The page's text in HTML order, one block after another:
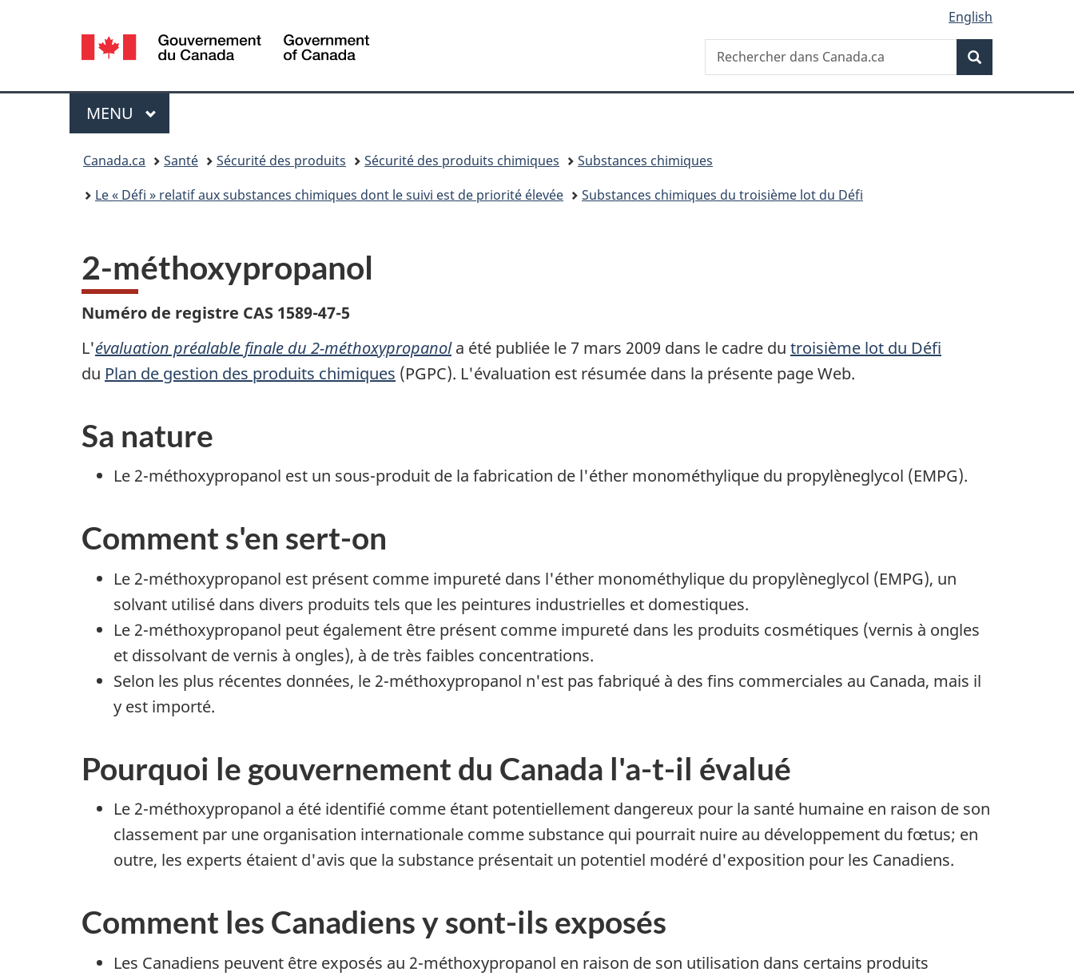
sujet
HTML
Sélection
de
la
langue
English
Canada
Recherche
Rechercher
dans
Menu
MENU PRINCIPAL
Canada.ca Santé Sécurité des produits Sécurité des produits chimiques
Substances chimiques
Le « Défi » relatif aux substances chimiques dont le suivi est de priorité élevée
Substances chimiques du troisième lot du Défi
2-méthoxypropanol
Numéro de registre CAS 1589-47-5
L'évaluation préalable finale du 2-méthoxypropanola été publiée le 7 mars 2009 dans le cadre du troisième lot du Défi
du Plan de gestion des produits chimiques (PGPC). L'évaluation est résumée dans la présente page Web.
Sa nature
Le 2-méthoxypropanol est un sous-produit de la fabrication de l'éther monométhylique du propylèneglycol (EMPG).
Comment s'en sert-on
Le 2-méthoxypropanol est présent comme impureté dans l'éther monométhylique du propylèneglycol (EMPG), un
solvant utilisé dans divers produits tels que les peintures industrielles et domestiques.
Le 2-méthoxypropanol peut également être présent comme impureté dans les produits cosmétiques (vernis à ongles
et dissolvant de vernis à ongles), à de très faibles concentrations.
Selon les plus récentes données, le 2-méthoxypropanol n'est pas fabriqué à des fins commerciales au Canada, mais il
y est importé.
Pourquoi le gouvernement du Canada l'a-t-il évalué
Le 2-méthoxypropanol a été identifié comme étant potentiellement dangereux pour la santé humaine en raison de son
classement par une organisation internationale comme substance qui pourrait nuire au développement du fœtus; en
outre, les experts étaient d'avis que la substance présentait un potentiel modéré d'exposition pour les Canadiens.
Comment les Canadiens y sont-ils exposés
Les Canadiens peuvent être exposés au 2-méthoxypropanol en raison de son utilisation dans certains produits